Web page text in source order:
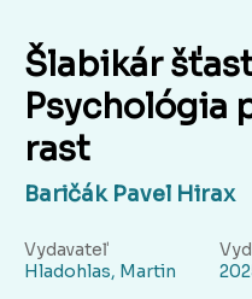
Šlabikár
Psychológia
rast
Baričák Pavel Hirax
Vydavateľ
Hladohlas, Martin